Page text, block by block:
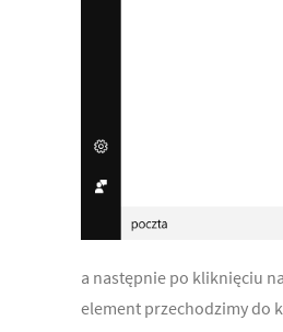
a następnie po kliknięciu
element przechodzimy do